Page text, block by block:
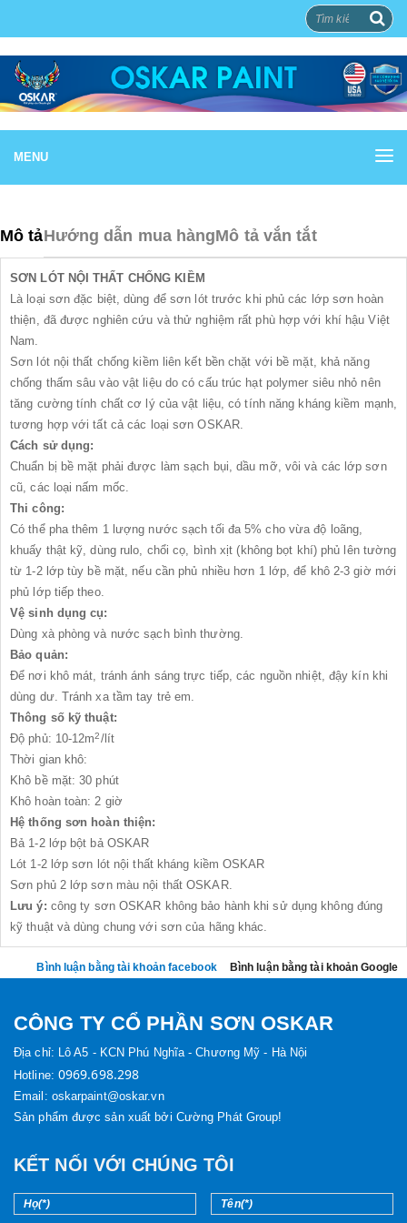
MENU
Mô tảHướng dẫn mua hàngMô tả vắn tắt
SƠN LÓT NỘI THẤT CHỐNG KIỀM
Là loại sơn đặc biệt, dùng để sơn lót trước khi phủ các lớp sơn hoàn
thiện, đã được nghiên cứu và thử nghiệm rất phù hợp với khí hậu Việt
Nam.
Sơn lót nội thất chống kiềm liên kết bền chặt với bề mặt, khả năng
chống thấm sâu vào vật liệu do có cấu trúc hạt polymer siêu nhỏ nên
tăng cường tính chất cơ lý của vật liệu, có tính năng kháng kiềm mạnh,
tương hợp với tất cả các loại sơn OSKAR.
Cách sử dụng:
Chuẩn bị bề mặt phải được làm sạch bụi, dầu mỡ, vôi và các lớp sơn
cũ, các loại nấm mốc.
Thi công:
Có thể pha thêm 1 lượng nước sạch tối đa 5% cho vừa độ loãng,
khuấy thật kỹ, dùng rulo, chổi cọ, bình xịt (không bọt khí) phủ lên tường
từ 1-2 lớp tùy bề mặt, nếu cần phủ nhiều hơn 1 lớp, để khô 2-3 giờ mới
phủ lớp tiếp theo.
Vệ sinh dụng cụ:
Dùng xà phòng và nước sạch bình thường.
Bảo quản:
Để nơi khô mát, tránh ánh sáng trực tiếp, các nguồn nhiệt, đậy kín khi
dùng dư. Tránh xa tầm tay trẻ em.
Thông số kỹ thuật:
Độ phủ: 10-12m2/lít
Thời gian khô:
Khô bề mặt: 30 phút
Khô hoàn toàn: 2 giờ
Hệ thống sơn hoàn thiện:
Bả 1-2 lớp bột bả OSKAR
Lót 1-2 lớp sơn lót nội thất kháng kiềm OSKAR
Sơn phủ 2 lớp sơn màu nội thất OSKAR.
Lưu ý: công ty sơn OSKAR không bảo hành khi sử dụng không đúng
kỹ thuật và dùng chung với sơn của hãng khác.
Bình luận bằng tài khoản facebook Bình luận bằng tài khoản Google
CÔNG TY CỔ PHẦN SƠN OSKAR
Địa chỉ: Lô A5 - KCN Phú Nghĩa - Chương Mỹ - Hà Nội
Hotline: 0969.698.298
Email: oskarpaint@oskar.vn
Sản phẩm được sản xuất bởi Cường Phát Group!
KẾT NỐI VỚI CHÚNG TÔI